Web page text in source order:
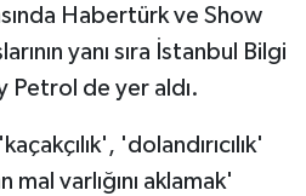
Habertürk ve Show
yanı sıra İstanbul Bilgi
Petrol de yer aldı.
'dolandırıcılık'
varlığını aklamak'